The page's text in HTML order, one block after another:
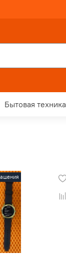
Бытовая техника